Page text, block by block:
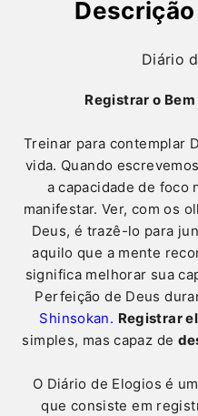
Diário
Registrar o
Treinar para contemplar
vida. Quando
a capacidade de foco
manifestar. Ver, com os
Deus, é trazê-lo para
aquilo que a mente
significa melhorar sua
Perfeição de Deus
Shinsokan. Registrar
simples, mas capaz de
O Diário de Elogios é
que consiste em